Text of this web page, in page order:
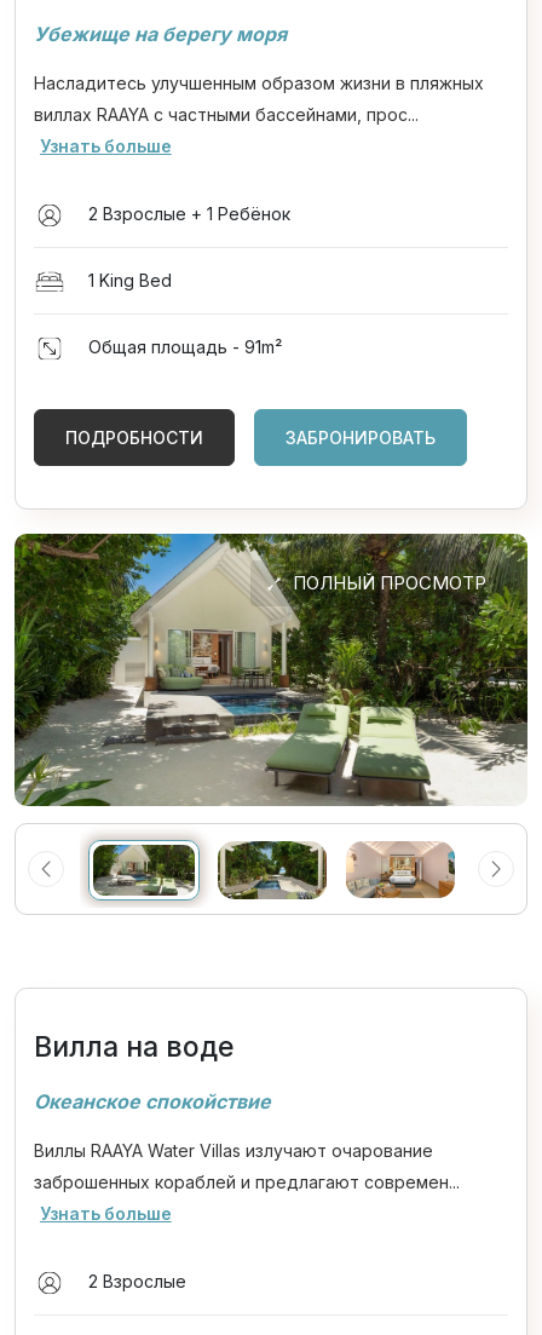
Убежище на берегу моря
Насладитесь улучшенным образом жизни в пляжных
виллах RAAYA с частными бассейнами, прос...
Узнать больше
2 Взрослые + 1 Ребёнок
1 King Bed
Общая площадь - 91m²
ПОДРОБНОСТИ ЗАБРОНИРОВАТЬ
ПОЛНЫЙ ПРОСМОТР
Вилла на воде
Океанское спокойствие
Виллы RAAYA Water Villas излучают очарование
заброшенных кораблей и предлагают современ...
Узнать больше
2 Взрослые